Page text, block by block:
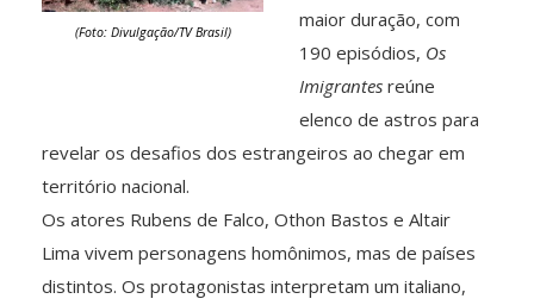
(Foto: Divulgação/TV Brasil)
maior duração, com
190 episódios, Os
Imigrantes reúne
elenco de astros para
revelar os desafios dos estrangeiros ao chegar em
território nacional.
Os atores Rubens de Falco, Othon Bastos e Altair
Lima vivem personagens homônimos, mas de países
distintos. Os protagonistas interpretam um italiano,